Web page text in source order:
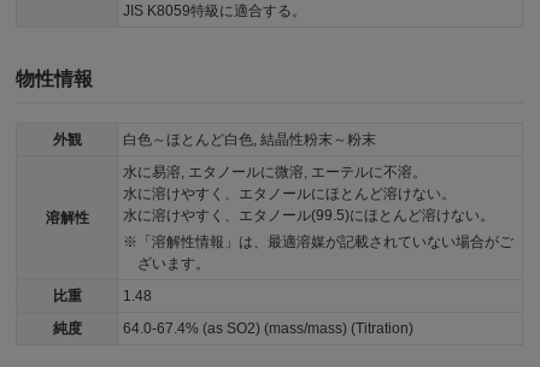
JIS K8059特級に適合する。
物性情報
外観 白色～ほとんど白色, 結晶性粉末～粉末
溶解性
水に易溶, エタノールに微溶, エーテルに不溶。
水に溶けやすく、エタノールにほとんど溶けない。
水に溶けやすく、エタノール(99.5)にほとんど溶けない。
「溶解性情報」は、最適溶媒が記載されていない場合がご
ざいます。
比重
1.48
純度
64.0-67.4% (as SO2) (mass/mass) (Titration)